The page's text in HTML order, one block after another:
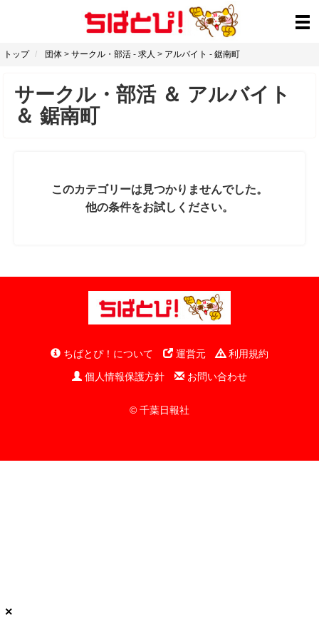
トップ 団体 > サークル・部活 - 求人 > アルバイト - 鋸南町
サークル・部活＆ アルバイト
＆ 鋸南町
このカテゴリーは見つかりませんでした。
他の条件をお試しください。
ちばとぴ！について 運営元
利用規約
個人情報保護方針
お問い合わせ
© 千葉日報社
×